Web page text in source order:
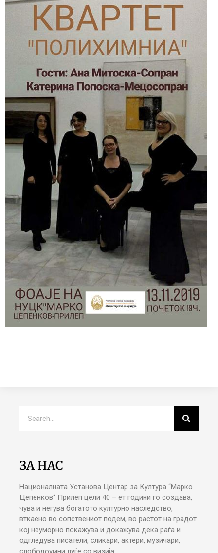
ЗА НАС
Националната Установа Центар за Култура “Марко
Цепенков“ Прилеп цели 40 – ет години го создава,
чува и негува богатото културно наследство,
вткаено во сопствениот подем, во растот на градот
кој неуморно покажува и докажува дека раѓа и
одгледува писатели, сликари, актери, музичари,
слободоумни луѓе со визија.